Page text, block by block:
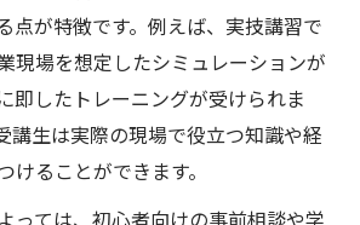
点が特徴です。例えば、実技講習で
現場を想定したシミュレーションが
即したトレーニングが受けられま
講生は実際の現場で役立つ知識や経
けることができます。
っては、初心者向けの事前相談や学